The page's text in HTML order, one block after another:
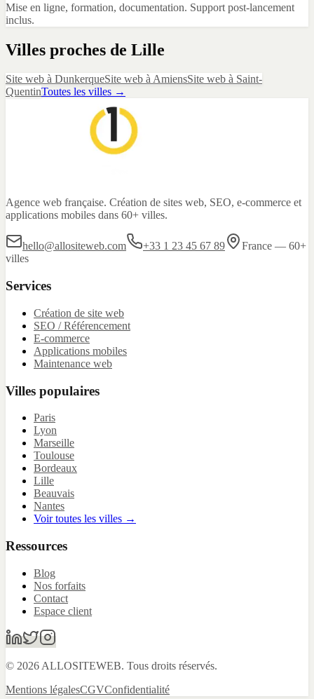
Mise en ligne, formation, documentation. Support post-lancement
inclus.
Villes proches de Lille
Site web à DunkerqueSite web àAmiensSite web à Saint-
QuentinToutes les villes →
Agence web française. Création de sites web, SEO, e-commerce et
applications mobiles dans 60+ villes.
hello@allositeweb.com +33 1 23 45 67 89
France — 60+
villes
Services
Création de site web
SEO / Référencement
E-commerce
Applications mobiles
Maintenance web
Villes populaires
Paris
Lyon
Marseille
Toulouse
Bordeaux
Lille
Beauvais
Nantes
Voir toutes les villes →
Ressources
Blog
Nos forfaits
Contact
Espace client
© 2026 ALLOSITEWEB. Tous droits réservés.
Mentions légalesCGVConfidentialité